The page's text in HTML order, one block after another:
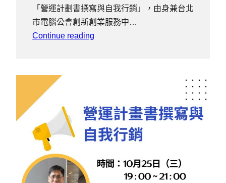
「營運計劃書撰寫與自我行銷」，由身兼台北
市電腦公會創新創業服務中…
Continue reading